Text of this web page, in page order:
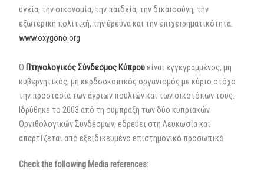
υγεία, την οικονομία, την παιδεία, την δικαιοσύνη, την
εξωτερική πολιτική, την έρευνα και την επιχειρηματικότητα.
www.oxygono.org
Ο Πτηνολογικός Σύνδεσμος Κύπρου είναι εγγεγραμμένος, μη
κυβερνητικός, μη κερδοσκοπικός οργανισμός με κύριο στόχο
την προστασία των άγριων πουλιών και των οικοτόπων τους.
Ιδρύθηκε το 2003 από τη σύμπραξη των δύο κυπριακών
Ορνιθολογικών Συνδέσμων, εδρεύει στη Λευκωσία και
απαρτίζεται από εξειδικευμένο επιστημονικό προσωπικό.
Check the following Media references: